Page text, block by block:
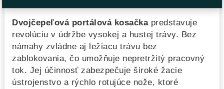
Dvojčepeľová portálová kosačkapredstavuje
revolúciu v údržbe vysokej a hustej trávy. Bez
námahy zvládne aj ležiacu trávu bez
zablokovania, čo umožňuje nepretržitý pracovný
tok. Jej účinnosť zabezpečuje široké žacie
ústrojenstvo a rýchlo rotujúce nože, ktoré